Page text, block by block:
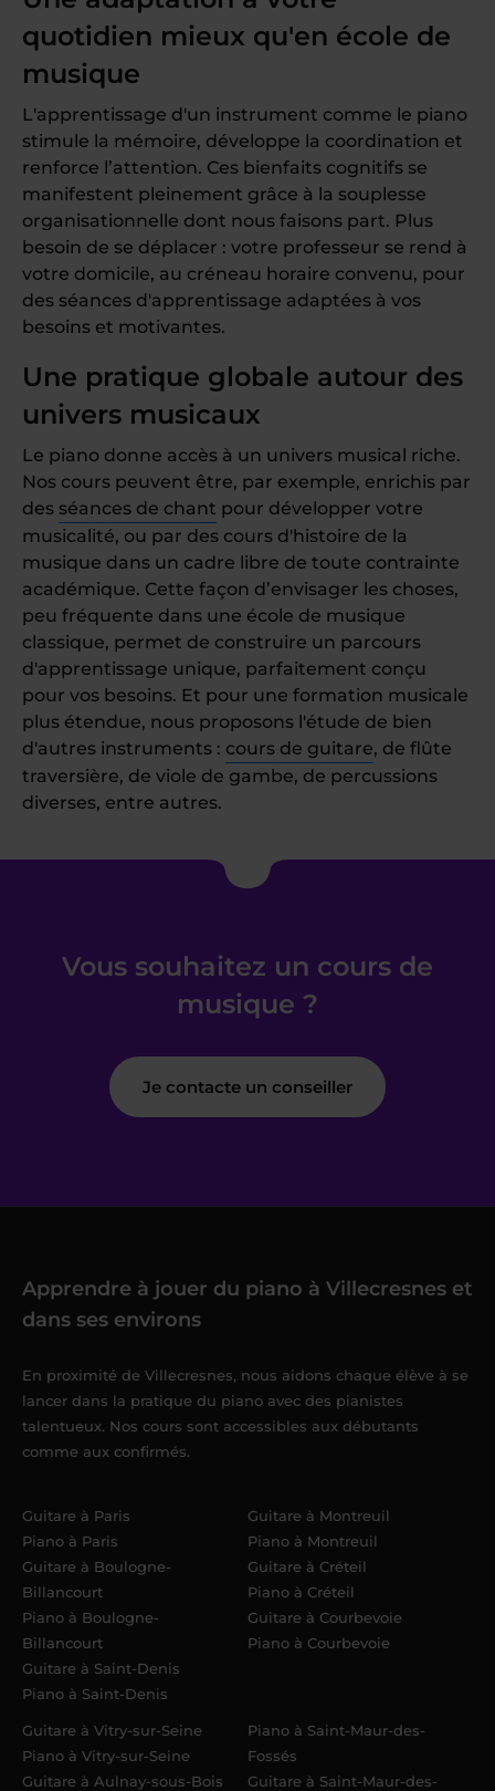
quotidien mieux qu'en école de
musique
L'apprentissage d'un instrument comme le piano
stimule la mémoire, développe la coordination et
renforce l’attention. Ces bienfaits cognitifs se
manifestent pleinement grâce à la souplesse
organisationnelle dont nous faisons part. Plus
besoin de se déplacer : votre professeur se rend à
votre domicile, au créneau horaire convenu, pour
des séances d'apprentissage adaptées à vos
besoins et motivantes.
Une pratique globale autour des
univers musicaux
Le piano donne accès à un univers musical riche.
Nos cours peuvent être, par exemple, enrichis par
des séances de chant pour développer votre
musicalité, ou par des cours d'histoire de la
musique dans un cadre libre de toute contrainte
académique. Cette façon d’envisager les choses,
peu fréquente dans une école de musique
classique, permet de construire un parcours
d'apprentissage unique, parfaitement conçu
pour vos besoins. Et pour une formation musicale
plus étendue, nous proposons l'étude de bien
d'autres instruments : cours de guitare, de flûte
traversière, de viole de gambe, de percussions
diverses, entre autres.
Vous souhaitez un cours de
musique ?
Je contacte un conseiller
Apprendre à jouer du piano à Villecresnes et
dans ses environs
En proximité de Villecresnes, nous aidons chaque élève à se
lancer dans la pratique du piano avec des pianistes
talentueux. Nos cours sont accessibles aux débutants
comme aux confirmés.
Guitare à Paris
Piano à Paris
Guitare à Boulogne-
Billancourt
Piano à Boulogne-
Billancourt
Guitare à Saint-Denis
Piano à Saint-Denis
Guitare à Montreuil
Piano à Montreuil
Guitare à Créteil
Piano à Créteil
Guitare à Courbevoie
Piano à Courbevoie
Guitare à Vitry-sur-Seine
Piano à Vitry-sur-Seine
Guitare à Aulnay-sous-Bois
Piano à Saint-Maur-des-
Fossés
Guitare à Saint-Maur-des-